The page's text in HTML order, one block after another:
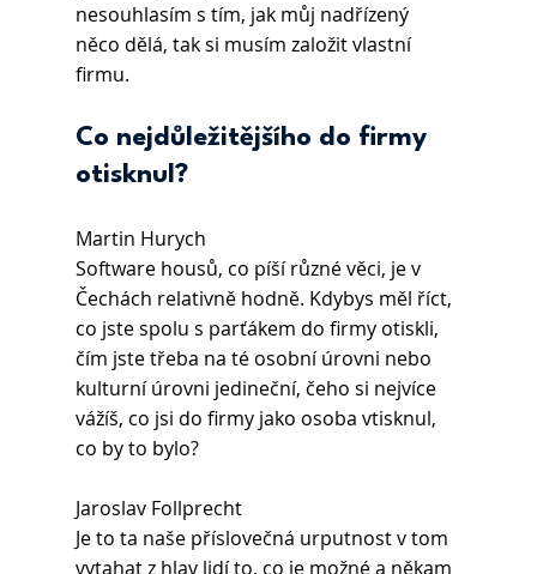
nesouhlasím s tím, jak můj nadřízený
něco dělá, tak si musím založit vlastní
firmu.
Co nejdůležitějšího do firmy
otisknul?
Martin Hurych
Software housů, co píší různé věci, je v
Čechách relativně hodně. Kdybys měl říct,
co jste spolu s parťákem do firmy otiskli,
čím jste třeba na té osobní úrovni nebo
kulturní úrovni jedineční, čeho si nejvíce
vážíš, co jsi do firmy jako osoba vtisknul,
co by to bylo?
Jaroslav Follprecht
Je to ta naše příslovečná urputnost v tom
vytahat z hlav lidí to, co je možné a někam